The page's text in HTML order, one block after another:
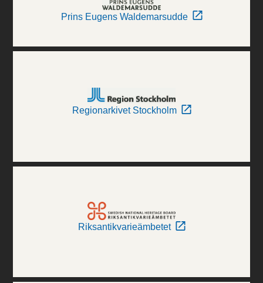
Prins Eugens Waldemarsudde
Regionarkivet Stockholm
Riksantikvarieämbetet